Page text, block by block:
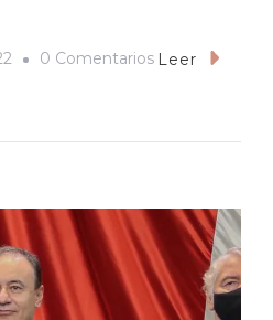
0 ComentariosEn
San
Carlos
Leer